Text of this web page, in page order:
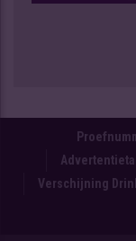
Verschijning